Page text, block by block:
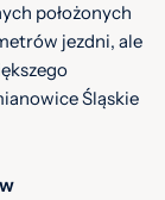
położonych
jezdni, ale
Śląskie